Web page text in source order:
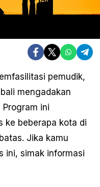
pemudik,
mengadakan
Program ini
ke beberapa kota di
Jika kamu
ini, simak informasi